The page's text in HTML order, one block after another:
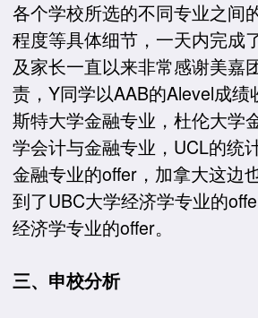
各个学校所选的不同专业之间
程度等具体细节，一天内完成
及家长一直以来非常感谢美嘉
责，Y同学以AAB的Alevel成绩
斯特大学金融专业，杜伦大学
学会计与金融专业，UCL的统
金融专业的offer，加拿大这边
到了UBC大学经济学专业的
经济学专业的offer。
三、申校分析